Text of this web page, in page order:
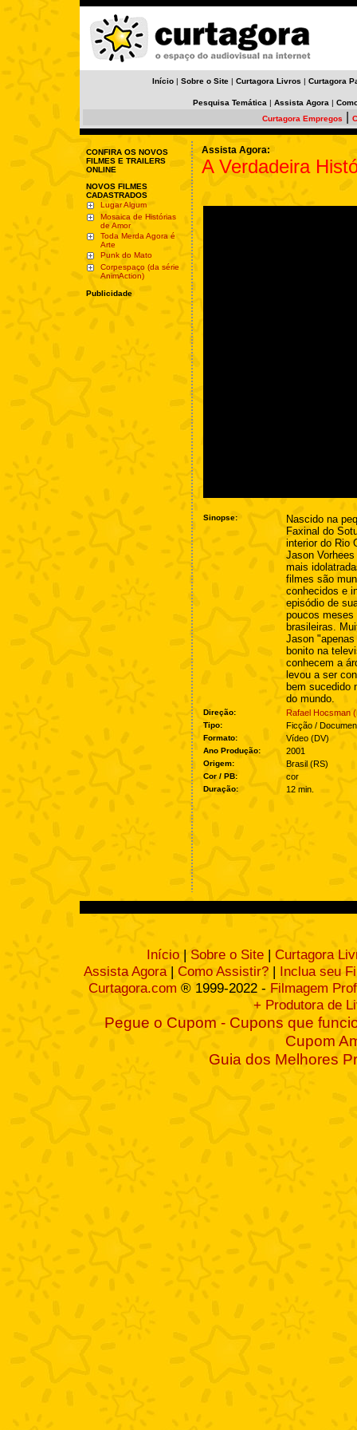
Início | Sobre o Site | Curtagora Livros | Curtagora
Pesquisa Temática | Assista Agora |
Curtagora Empregos
CONFIRA OS NOVOS
FILMES E TRAILERS
ONLINE
NOVOS FILMES
CADASTRADOS
Lugar Algum
Mosaica de Histórias
de Amor
Toda Merda Agora é
Arte
Punk do Mato
Corpespaço (da série
AnimAction)
Publicidade
Assista Agora:
A Verdadeira
Sinopse:
Nascido na
Faxinal do
interior do Rio
Jason
mais
filmes são
conhecidos e
episódio de
poucos meses
brasileiras.
Jason
bonito na
conhecem a
levou a ser
bem sucedido
do mundo.
Direção: Rafael Hocsman
Tipo: Ficção /
Formato: Vídeo (DV)
Ano Produção: 2001
Origem: Brasil (RS)
Cor / PB: cor
Duração: 12 min.
Início | Sobre o Site | Curtagora
Assista Agora| Como Assistir? | Inclua seu
Curtagora.com ® 1999-2022 - Filmagem
+ Produtora de
Pegue o Cupom - Cupons que
Cupom
Guia dos Melhores